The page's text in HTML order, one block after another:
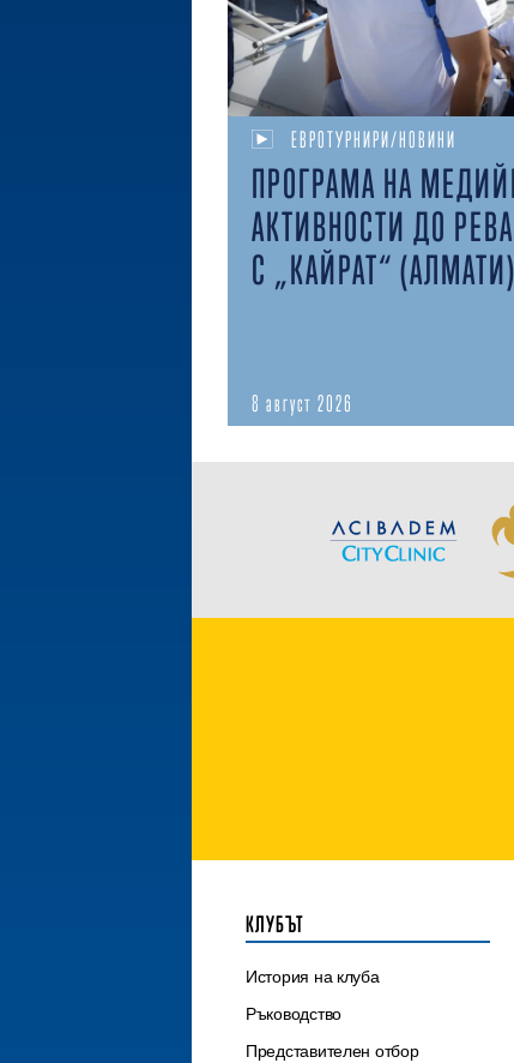
ЕВРОТУРНИРИ/НОВИНИ
ПРОГРАМА НА
АКТИВНОСТИ ДО
С „КАЙРАТ“ (АЛМАТИ)
8 август 2026
КЛУБЪТ
История на клуба
Ръководство
Представителен отбор